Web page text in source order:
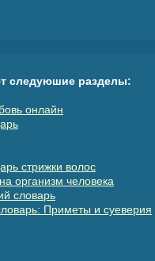
следуюшие разделы:
онлайн
стрижки волос
организм человека
словарь
Приметы и суеверия